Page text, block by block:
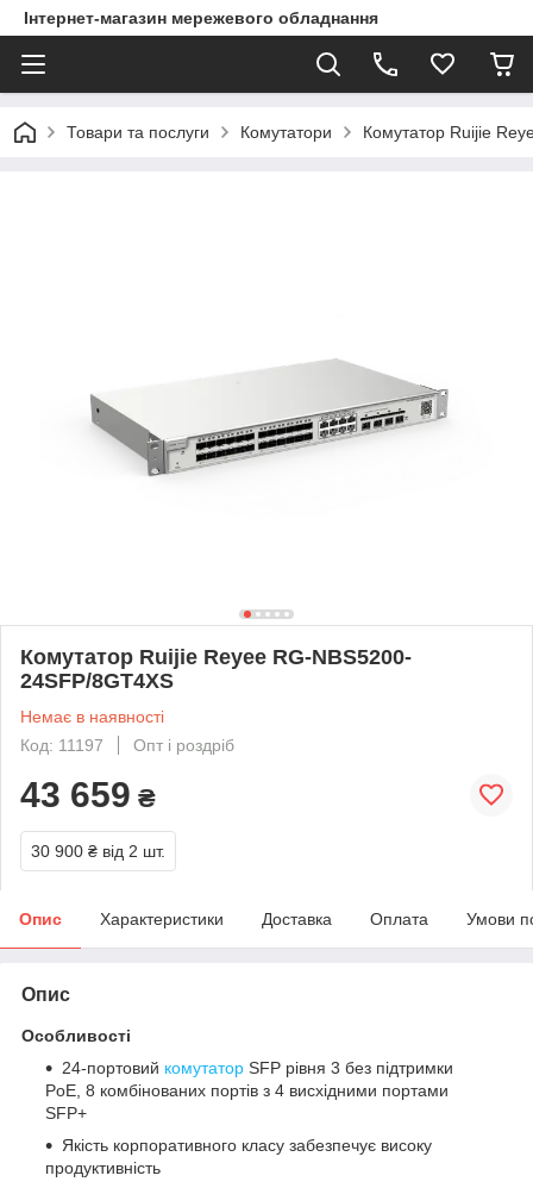
Інтернет-магазин мережевого обладнання
Товари та послуги Комутатори Комутатор Ruijie
Комутатор Ruijie Reyee RG-NBS5200-
24SFP/8GT4XS
Немає в наявності
Код: 11197
Опт і роздріб
43 659 ₴
30 900 ₴ від 2 шт.
Опис Характеристики Доставка Оплата Умови
Опис
Особливості
24-портовий комутатор SFP рівня 3 без підтримки
PoE, 8 комбінованих портів з 4 висхідними портами
SFP+
Якість корпоративного класу забезпечує високу
продуктивність